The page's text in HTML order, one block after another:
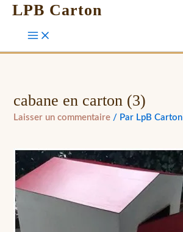
LPB Carton
cabane en carton (3)
Laisser un commentaire / Par LpB Carton